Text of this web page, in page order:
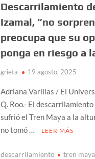
Descarrilamiento
Izamal, “no
preocupa que su
ponga en riesgo a
grieta 19 agosto, 2025
Adriana Varillas / El
Q. Roo.- El
sufrió el Tren Maya a la
no tomó …
LEER MÁS
descarrilamiento tren maya